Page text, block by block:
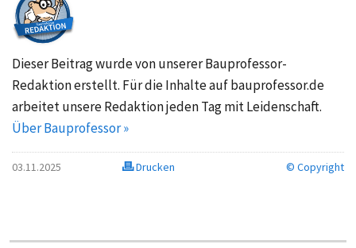
Dieser Beitrag wurde von unserer Bauprofessor-
Redaktion erstellt. Für die Inhalte auf bauprofessor.de
arbeitet unsere Redaktion jeden Tag mit Leidenschaft.
Über Bauprofessor »
03.11.2025 Drucken © Copyright